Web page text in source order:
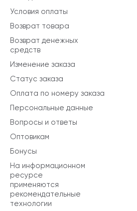
Условия оплаты
Возврат товара
Возврат денежных
средств
Изменение заказа
Статус заказа
Оплата по номеру заказа
Персональные данные
Вопросы и ответы
Оптовикам
Бонусы
На информационном
ресурсе
применяются
рекомендательные
технологии